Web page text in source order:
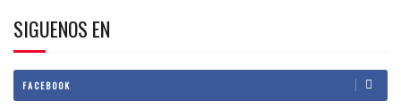
SIGUENOS EN
FACEBOOK